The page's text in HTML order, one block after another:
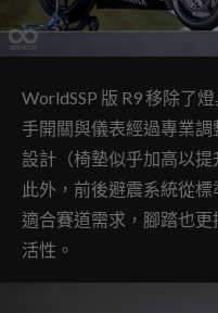
WorldSSP 版 R9 移除了
手開關與儀表經過專業
設計（椅墊似乎加高以
此外，前後避震系統從
適合賽道需求，腳踏也
活性。